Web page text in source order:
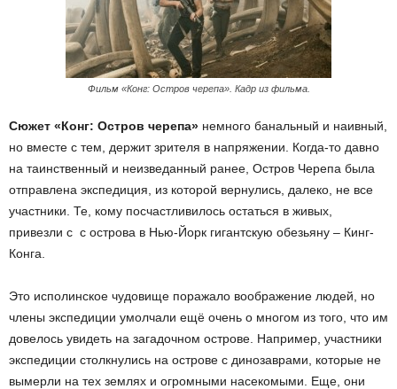
Фильм «Конг: Остров черепа». Кадр из фильма.
Сюжет «Конг: Остров черепа» немного банальный и наивный,
но вместе с тем, держит зрителя в напряжении. Когда-то давно
на таинственный и неизведанный ранее, Остров Черепа была
отправлена экспедиция, из которой вернулись, далеко, не все
участники. Те, кому посчастливилось остаться в живых,
привезли с с острова в Нью-Йорк гигантскую обезьяну – Кинг-
Конга.
Это исполинское чудовище поражало воображение людей, но
члены экспедиции умолчали ещё очень о многом из того, что им
довелось увидеть на загадочном острове. Например, участники
экспедиции столкнулись на острове с динозаврами, которые не
вымерли на тех землях и огромными насекомыми. Еще, они